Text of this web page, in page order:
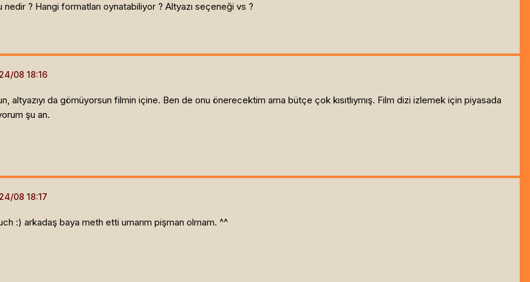
nedir ? Hangi formatları oynatabiliyor ? Altyazı seçeneği vs ?
altyazıyı da gömüyorsun filmin içine. Ben de onu önerecektim ama bütçe çok kısıtlıymış. Film dizi izlemek için piyasada
şu an.
:) arkadaş baya meth etti umarım pişman olmam. ^^